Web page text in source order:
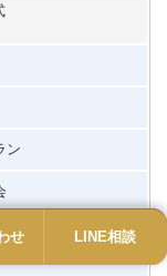
ン
せ LINE
せ LINE相談